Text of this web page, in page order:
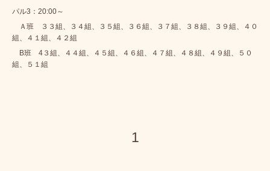
パル3：20:00～
Ａ班 ３３組、３４組、３５組、３６組、３７組、３８組、３９組、４０
組、４１組、４２組
B班 4３組、４４組、４５組、４６組、４７組、４８組、４９組、５０
組、５１組
1